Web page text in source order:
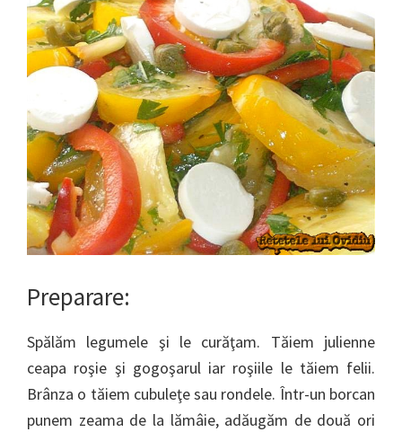
Preparare:
Spălăm legumele şi le curăţam. Tăiem julienne
ceapa roşie şi gogoşarul iar roşiile le tăiem felii.
Brânza o tăiem cubuleţe sau rondele. Într-un borcan
punem zeama de la lămâie, adăugăm de două ori